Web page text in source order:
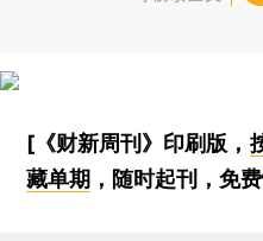
[《财新周刊》印刷版，
藏单期 ，随时起刊，免